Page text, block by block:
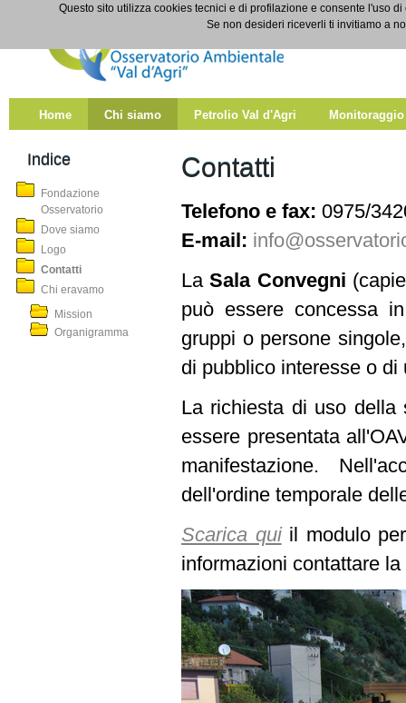
Salta al contenuto
Contatti
Home Chi siamo Petrolio Val d'Agri Monitoraggio
Indice
Fondazione
Osservatorio
Dove siamo
Logo
Contatti
Chi eravamo
Mission
Organigramma
Contatti
Telefono e fax: 0975/
E-mail:
LaSala Convegni
può essere concessa
gruppi o persone
di pubblico interesse o di
La richiesta di uso della
essere presentata
manifestazione.
dell'ordine temporale
Scarica quiil modulo
informazioni contattare
Questo sito utilizza cookies tecnici e di profilazione e consente l'uso
Se non desideri riceverli ti invitiamo a